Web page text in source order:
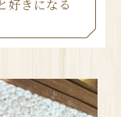
好きになる